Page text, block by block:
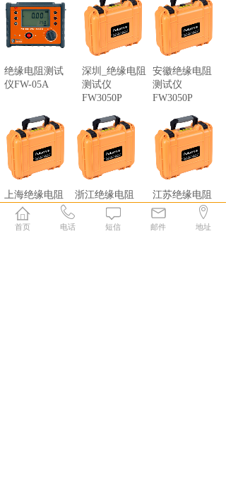
绝缘电阻测试
仪FW-05A
深圳_绝缘电阻
测试仪
FW3050P
安徽绝缘电阻
测试仪
FW3050P
上海绝缘电阻
测试仪
FW3050P
浙江绝缘电阻
FW3050P
江苏绝缘电阻
测试仪
FW3050P
首页 电话 短信 邮件 地址